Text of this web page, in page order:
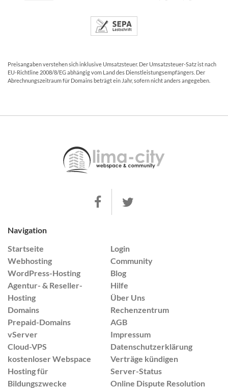
Preisangaben verstehen sich inklusive Umsatzsteuer. Der Umsatzsteuer-Satz ist nach
EU-Richtline 2008/8/EG abhängig vom Land des Dienstleistungsempfängers. Der
Abrechnungszeitraum für Domains beträgt ein Jahr, sofern nicht anders angegeben.
Navigation
Startseite
Webhosting
WordPress-Hosting
Agentur- & Reseller-
Hosting
Domains
Prepaid-Domains
vServer
Cloud-VPS
kostenloser Webspace
Hosting für
Bildungszwecke
Login
Community
Blog
Hilfe
Über Uns
Rechenzentrum
AGB
Impressum
Datenschutzerklärung
Verträge kündigen
Server-Status
Online Dispute Resolution